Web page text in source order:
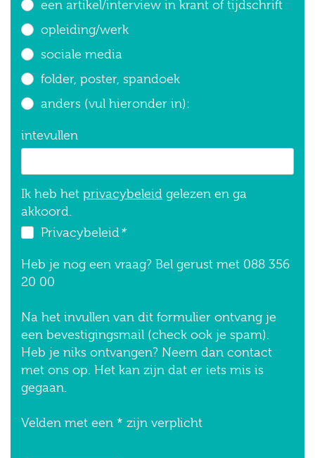
een artikel/interview in krant of tijdschrift
opleiding/werk
sociale media
folder, poster, spandoek
anders (vul hieronder in):
intevullen
Ik heb het privacybeleid gelezen en ga
akkoord.
Privacybeleid *
Heb je nog een vraag? Bel gerust met 088 356
20 00
Na het invullen van dit formulier ontvang je
een bevestigingsmail (check ook je spam).
Heb je niks ontvangen? Neem dan contact
met ons op. Het kan zijn dat er iets mis is
gegaan.
Velden met een * zijn verplicht